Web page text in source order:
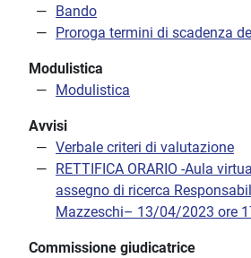
Bando
Proroga termini di scadenza
Modulistica
Modulistica
Avvisi
Verbale criteri di valutazione
RETTIFICA ORARIO -Aula
assegno di ricerca
Mazzeschi– 13/04/2023 ore
Commissione giudicatrice